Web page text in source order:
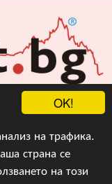
OK!
на трафика.
страна се
на този